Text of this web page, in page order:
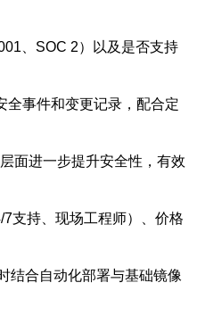
、SOC 2）以及是否支持
全事件和变更记录，配合定
面进一步提升安全性，有效
支持、现场工程师）、价格
结合自动化部署与基础镜像